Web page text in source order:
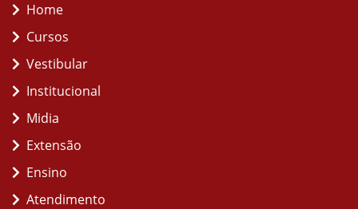
Home
Cursos
Vestibular
Institucional
Midia
Extensão
Ensino
Atendimento